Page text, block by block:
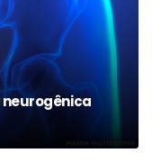
neurogênica